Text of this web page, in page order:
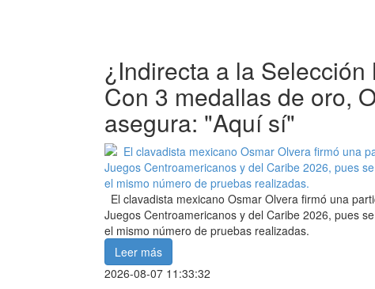
¿Indirecta a la Selección
Con 3 medallas de oro,
asegura: "Aquí sí"
El clavadista mexicano Osmar Olvera firmó una
Juegos Centroamericanos y del Caribe 2026, pues
el mismo número de pruebas realizadas.
Leer más
2026-08-07 11:33:32